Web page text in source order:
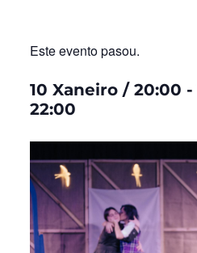
Este evento pasou.
10 Xaneiro / 20:00 -
22:00